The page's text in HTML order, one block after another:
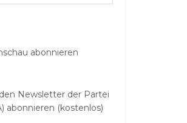
abonnieren
Newsletter der Partei
abonnieren (kostenlos)